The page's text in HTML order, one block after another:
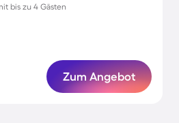
bis zu 4 Gästen
Zum Angebot